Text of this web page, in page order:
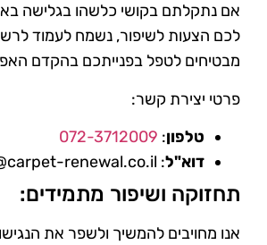
אם נתקלתם בקושי כלשהו בגלישה
לכם הצעות לשיפור, נשמח לעמוד
מבטיחים לטפל בפנייתכם בהקדם
פרטי יצירת קשר:
טלפון:
072-3712009
דוא"ל: info@carpet-renewal.co.il
תחזוקה ושיפור מתמידים:
אנו מחויבים להמשיך ולשפר את